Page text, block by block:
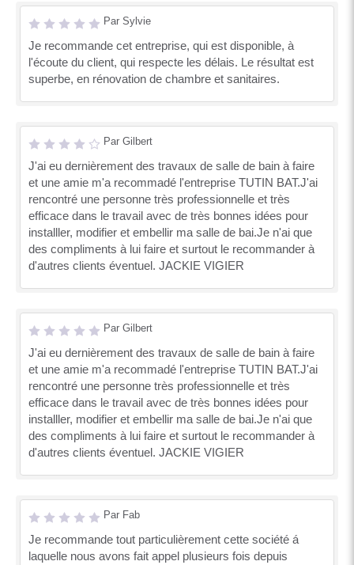
Par Sylvie
Je recommande cet entreprise, qui est disponible, à
l'écoute du client, qui respecte les délais. Le résultat est
superbe, en rénovation de chambre et sanitaires.
Par Gilbert
J'ai eu dernièrement des travaux de salle de bain à faire
et une amie m'a recommadé l'entreprise TUTIN BAT.J'ai
rencontré une personne très professionnelle et très
efficace dans le travail avec de très bonnes idées pour
installler, modifier et embellir ma salle de bai.Je n'ai que
des compliments à lui faire et surtout le recommander à
d'autres clients éventuel. JACKIE VIGIER
Par Gilbert
J'ai eu dernièrement des travaux de salle de bain à faire
et une amie m'a recommadé l'entreprise TUTIN BAT.J'ai
rencontré une personne très professionnelle et très
efficace dans le travail avec de très bonnes idées pour
installler, modifier et embellir ma salle de bai.Je n'ai que
des compliments à lui faire et surtout le recommander à
d'autres clients éventuel. JACKIE VIGIER
Par Fab
Je recommande tout particulièrement cette société á
laquelle nous avons fait appel plusieurs fois depuis